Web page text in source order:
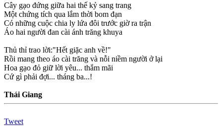
Cây gạo đứng giữa hai thế kỷ sang trang
Một chứng tích qua lắm thời bom đạn
Có những cuộc chia ly lứa đôi trước giờ ra trận
Áo hai người đan cài ánh trăng khuya
Thủ thỉ trao lời:"Hết giặc anh về!"
Rồi mang theo áo cài trăng và nỗi niềm người ở lại
Hoa gạo đỏ giữ lời yêu... thắm mãi
Cứ gì phải đợi... tháng ba...!
Thái Giang
Tweet